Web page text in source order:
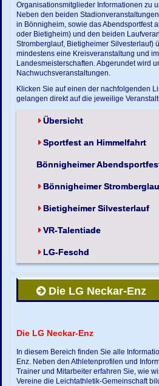
Organisationsmitglieder Informationen zu
Neben den beiden
in Bönnigheim, sowie das Abendsportfest
oder Bietigheim) und den beiden
Stromberglauf, Bietigheimer Silvesterlauf)
mindestens eine Kreisveranstaltung und
Landesmeisterschaften. Abgerundet wird
Nachwuchsveranstaltungen.
Klicken Sie auf einen der nachfolgenden
gelangen direkt auf die jeweilige
Übersicht
Sportfest an Himmelfahrt
Bönnigheimer
Bönnigheimer
Bietigheimer Silvesterlauf
VR-Talentiade
LG-Feschd
Die LG Neckar-Enz
Die LG Neckar-Enz
In diesem Bereich finden Sie alle
Enz. Neben den Athletenprofilen und
Trainer und Mitarbeiter erfahren Sie, wie
Vereine die Leichtathletik-Gemeinschaft